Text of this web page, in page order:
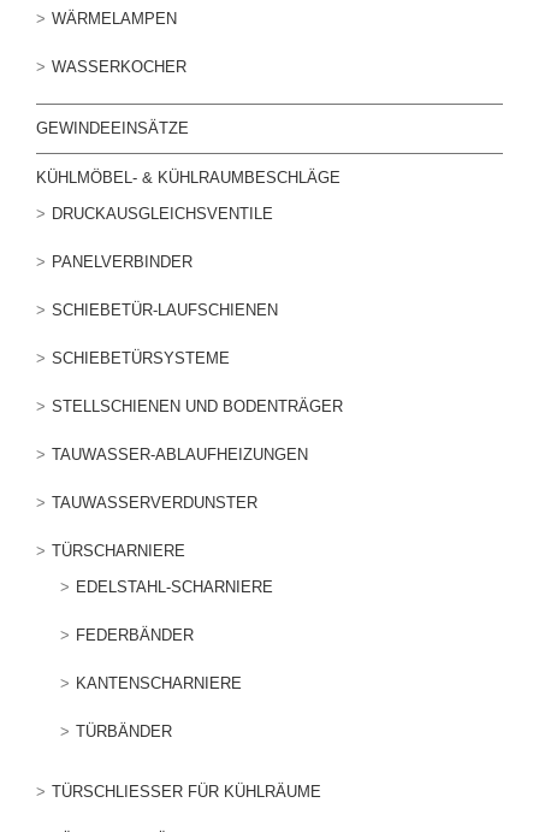
WÄRMELAMPEN
WASSERKOCHER
GEWINDEEINSÄTZE
KÜHLMÖBEL- & KÜHLRAUMBESCHLÄGE
DRUCKAUSGLEICHSVENTILE
PANELVERBINDER
SCHIEBETÜR-LAUFSCHIENEN
SCHIEBETÜRSYSTEME
STELLSCHIENEN UND BODENTRÄGER
TAUWASSER-ABLAUFHEIZUNGEN
TAUWASSERVERDUNSTER
TÜRSCHARNIERE
EDELSTAHL-SCHARNIERE
FEDERBÄNDER
KANTENSCHARNIERE
TÜRBÄNDER
TÜRSCHLIESSER FÜR KÜHLRÄUME